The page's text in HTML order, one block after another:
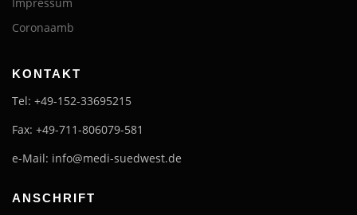
Coronaamb
KONTAKT
Tel: +49-152-33695215
Fax: +49-711-806079-581
e-Mail: info@medi-suedwest.de
ANSCHRIFT